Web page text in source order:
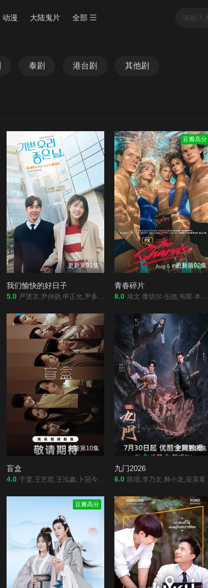
动漫 大陆鬼片 全部
泰剧 港台剧 其他剧
更新第91集
我们愉快的好日子
5.0 严贤京,尹仲勋,申正允,尹多英,金惠玉,鲜于在德,尹多勋,文喜京,李商淑,郑孝彬,李家豪,郑永琡
豆瓣高分
更新第02集
青春碎片
8.0 埃文·蕾切尔·伍德,韦斯·本特利,凯雅·基伯,克里斯·康纳,伊格比·里格尼,丹尼尔·戴尔,荷默·基尔,格拉汉姆·坎贝尔,海斯·华纳,Jordan·Roth,Sierra·Stoliar,Bella·Valdes,Constantine·Malahias,Cortés·Alexander,Aidan·Skye·Jameson
更新第10集
盲盒
4.0 于雯,王艺哲,王泓鑫,卜冠今,孙天宇,加奈那,成岳,杨琼,易梦玲
更新第16集
九门2026
6.0 陈瑶,李乃文,释小龙,应昊茗,王劲松,胡耘豪,季肖冰,陈伟霆,徐正溪,曾舜晞,王奕婷
豆瓣高分